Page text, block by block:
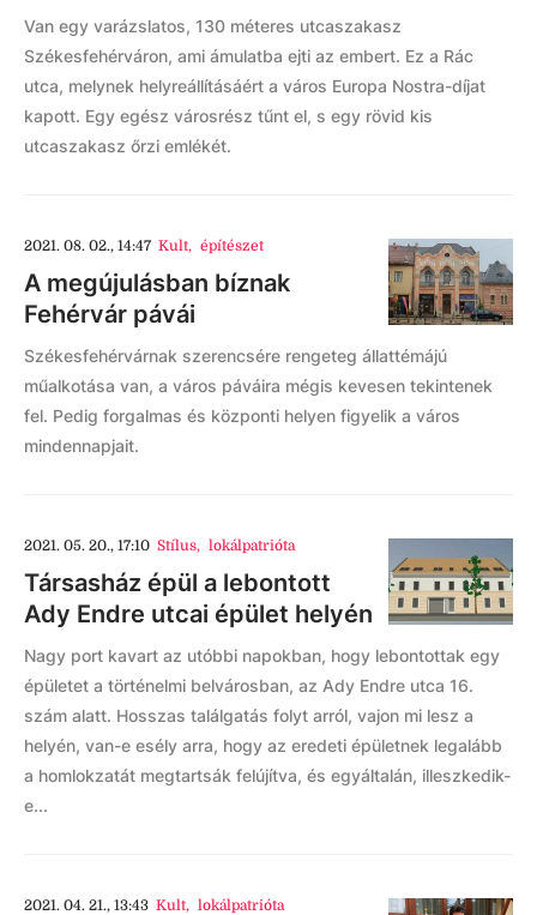
Van egy varázslatos, 130 méteres utcaszakasz
Székesfehérváron, ami ámulatba ejti az embert. Ez a Rác
utca, melynek helyreállításáért a város Europa Nostra-díjat
kapott. Egy egész városrész tűnt el, s egy rövid kis
utcaszakasz őrzi emlékét.
2021. 08. 02., 14:47 Kult, építészet
A megújulásban bíznak
Fehérvár pávái
Székesfehérvárnak szerencsére rengeteg állattémájú
műalkotása van, a város páváira mégis kevesen tekintenek
fel. Pedig forgalmas és központi helyen figyelik a város
mindennapjait.
2021. 05. 20., 17:10 Stílus, lokálpatrióta
Társasház épül a lebontott
Ady Endre utcai épület helyén
Nagy port kavart az utóbbi napokban, hogy lebontottak egy
épületet a történelmi belvárosban, az Ady Endre utca 16.
szám alatt. Hosszas találgatás folyt arról, vajon mi lesz a
helyén, van-e esély arra, hogy az eredeti épületnek legalább
a homlokzatát megtartsák felújítva, és egyáltalán, illeszkedik-
e...
2021. 04. 21., 13:43 Kult, lokálpatrióta